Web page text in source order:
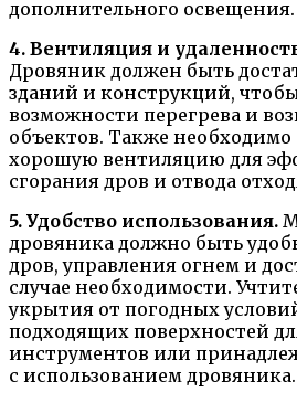
дополнительного освещения.
4. Вентиляция и
Дровяник должен быть
зданий и конструкций,
возможности перегрева и
объектов. Также необходимо
хорошую вентиляцию для
сгорания дров и отвода
5. Удобство использования.
дровяника должно быть
дров, управления огнем и
случае необходимости.
укрытия от погодных
подходящих поверхностей
инструментов или
с использованием дровяника.